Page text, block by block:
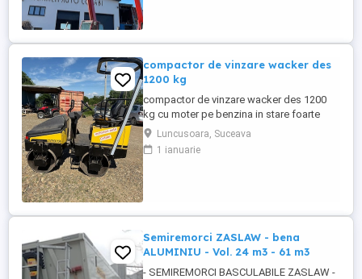
compactor de vinzare wacker des
1200 kg
compactor de vinzare wacker des 1200
kg cu moter pe benzina in stare foarte
buna de functionare cu vibratie si apa pt
valurii pentru mai multe detalii pe watzup
darius
Luncusoara, Suceava
1 ianuarie
Semiremorci ZASLAW - bena
ALUMINIU - Vol. 24 m3 - 61 m3
- SEMIREMORCI BASCULABILE ZASLAW -